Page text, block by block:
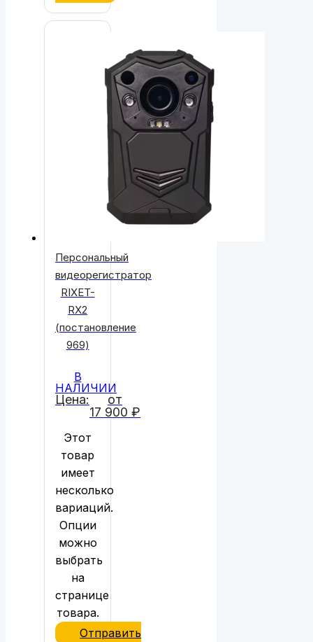
Цена:
от
17 900 ₽
Персональный
видеорегистратор
RIXET-
RX2
(постановление
969)
В
НАЛИЧИИ
Этот
товар
имеет
несколько
вариаций.
Опции
можно
выбрать
на
странице
товара.
Отправить